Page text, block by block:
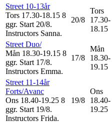
Street 10-13år
Tors 17.30-18.15 8
ggr. Start 20/8.
Instructors Sanna.
20/8
Tors
17.30-
18.15
Street Duo/
Mån 18.30-19.15 8
ggr. Start 17/8.
Instructors Emma.
17/8
Mån
18.30-
19.15
Street 11-14år
Forts/Avanc
Ons 18.40-19.25 8
ggr. Start 19/8.
Instructors Frida.
19/8
Ons
18.40-
19.25